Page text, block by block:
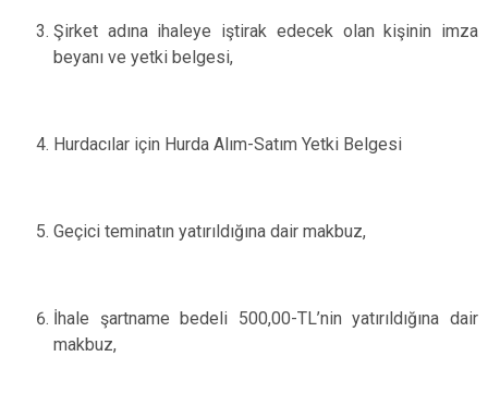
Şirket adına ihaleye iştirak edecek olan kişinin imza
beyanı ve yetki belgesi,
Hurdacılar için Hurda Alım-Satım Yetki Belgesi
Geçici teminatın yatırıldığına dair makbuz,
İhale şartname bedeli 500,00-TL’nin yatırıldığına dair
makbuz,